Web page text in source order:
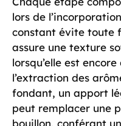
lors de
constant évite toute
assure une texture
lorsqu’elle est
l’extraction des
fondant, un apport
peut remplacer une
bouillon, conférant